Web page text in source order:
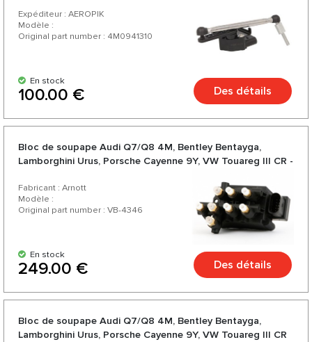
Expéditeur : AEROPIK
Modèle :
Original part number : 4M0941310
En stock
100.00 € Des détails
Bloc de soupape Audi Q7/Q8 4M, Bentley Bentayga,
Lamborghini Urus, Porsche Cayenne 9Y, VW Touareg III CR -
Fabricant : Arnott
Modèle :
Original part number : VB-4346
En stock
249.00 € Des détails
Bloc de soupape Audi Q7/Q8 4M, Bentley Bentayga,
Lamborghini Urus, Porsche Cayenne 9Y, VW Touareg III CR